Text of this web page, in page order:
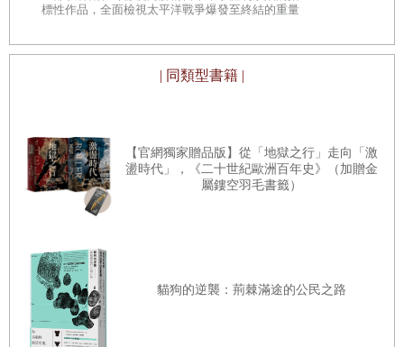
產主義留不住的好習慣／但其他劣習依然殘存／人際關係還
在莫斯科的美國人／狂歡暢飲的國度／走訪加里寧格勒／發
現柯尼希／在庫爾斯沙嘴冰釣／二次大戰的信念／蘇聯若沒
有西方盟友，能否贏得二戰？／傲慢的俄羅斯人／美國和俄
家的俄國經驗／共產主義的七大奇蹟／波洛諾伊的老婦人／
俄羅斯的餐食／老大哥變成寬容的家長／蘇聯八月政變／俄
羅斯人為何討厭戈巴契夫／喀山：韃靼斯坦的首都／恐怖的
一九九○年代／俄羅斯人為何看起來那麼暴躁？／親民極權
獎，他至少得到了一項。
共產主義的捍衛者會說：「可是共產時代的生活很棒啊，大
家都有工作、食物、住宿、教育、安全和伏特加。」此話是
沒錯，但這是建立於一個無法永續的體制。西方世界可以記
擔壓垮我們的經濟骨架後，我們也會被迫像一九九○年代的
東歐人一樣縮衣節食。當我們被迫採用較嚴峻的生活模式，
人們將會抱怨：「可是這個新體制爛透了！以前的生活比較
好！」當然，那是入不敷出的必然假象。
標性作品，全面檢視太平洋戰爭爆發至終結的重量
| 同類型書籍 |
【官網獨家贈品版】從「地獄之行」走向「激
盪時代」，《二十世紀歐洲百年史》（加贈金
屬鏤空羽毛書籤）
貓狗的逆襲：荊棘滿途的公民之路